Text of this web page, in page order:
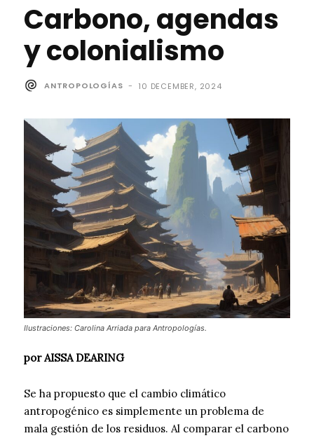
Carbono, agendas
y colonialismo
ANTROPOLOGÍAS - 10 DECEMBER, 2024
Ilustraciones: Carolina Arriada para Antropologías.
por AISSA DEARING
Se ha propuesto que el cambio climático
antropogénico es simplemente un problema de
mala gestión de los residuos. Al comparar el carbono